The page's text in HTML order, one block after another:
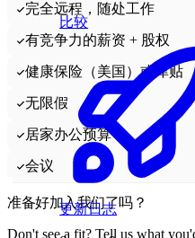
比较
更新日志
完全远程，随处工作
有竞争力的薪资 + 股权
健康保险（美国）或津贴
无限假
居家办公预算
会议
准备好加入我们了吗？
Don't see a fit? Tell us what